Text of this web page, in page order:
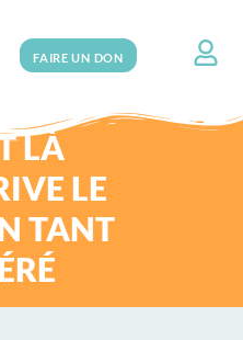
FAIRE UN DON
LÀ
LE
TANT